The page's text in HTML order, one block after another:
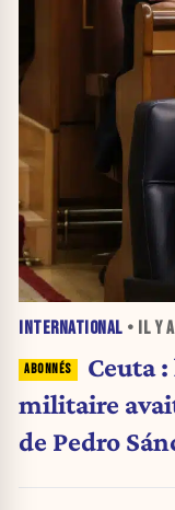
INTERNATIONAL • IL Y A
Ceuta
militaire
de Pedro